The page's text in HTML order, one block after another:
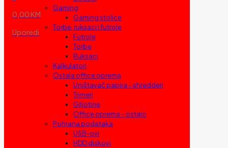
0,00 KM
Uporedi
Gaming
Gaming stolice
Torbe, ruksaci i futrole
Futrole
Torbe
Ruksaci
Kalkulatori
Ostala office oprema
Uništavač papira – shredderi
Trimeri
Giljotine
Office oprema – ostalo
Pohrana podataka
USB-ovi
HDD diskovi